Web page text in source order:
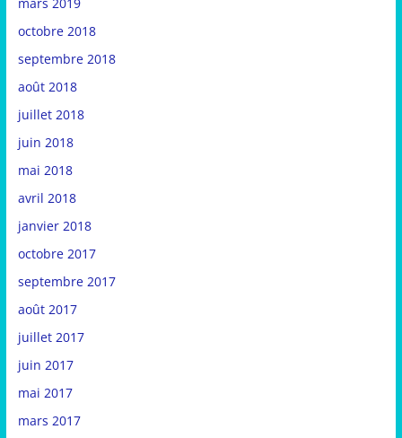
octobre 2018
septembre 2018
août 2018
juillet 2018
juin 2018
mai 2018
avril 2018
janvier 2018
octobre 2017
septembre 2017
août 2017
juillet 2017
juin 2017
mai 2017
mars 2017